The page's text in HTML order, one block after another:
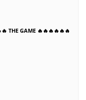
THE GAME 🔥🔥🔥🔥🔥🔥🔥